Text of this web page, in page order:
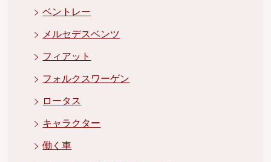
ベントレー
メルセデスベンツ
フィアット
フォルクスワーゲン
ロータス
キャラクター
働く車